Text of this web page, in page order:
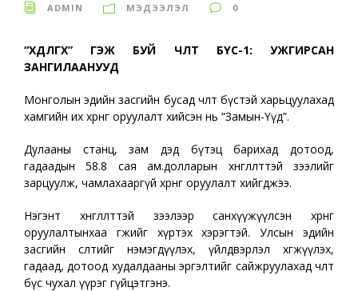
ADMIN МЭДЭЭЛЭЛ 0
“ХӨДӨЛГӨХ” ГЭЖ БУЙ ЧӨЛӨӨТ БҮС-1: УЖГИРСАН
ЗАНГИЛААНУУД
Монголын эдийн засгийн бусад чөлөөт бүстэй харьцуулахад
хамгийн их хөрөнгө оруулалт хийсэн нь “Замын-Үүд”.
Дулааны станц, зам дэд бүтэц барихад дотоод,
гадаадын 58.8 сая ам.долларын хөнгөлөлттэй зээлийг
зарцуулж, чамлахааргүй хөрөнгө оруулалт хийгджээ.
Нэгэнт хөнгөлөлттэй зээлээр санхүүжүүлсэн хөрөнгө
оруулалтынхаа өгөөжийг хүртэх хэрэгтэй. Улсын эдийн
засгийн өсөлтийг нэмэгдүүлэх, үйлдвэрлэл хөгжүүлэх,
гадаад, дотоод худалдааны эргэлтийг сайжруулахад чөлөөт
бүс чухал үүрэг гүйцэтгэнэ.